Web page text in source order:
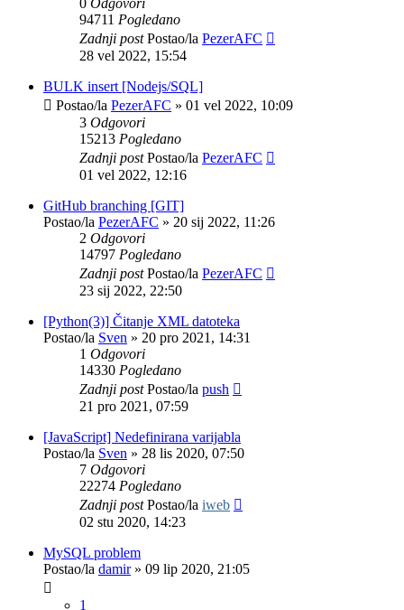
94711 Pogledano
Zadnji postPostao/la PezerAFC
28 vel 2022, 15:54
BULK insert [Nodejs/SQL]
Postao/la PezerAFC » 01 vel 2022, 10:09
3 Odgovori
15213 Pogledano
Zadnji postPostao/la PezerAFC
01 vel 2022, 12:16
GitHub branching [GIT]
Postao/la PezerAFC » 20 sij 2022, 11:26
2 Odgovori
14797 Pogledano
Zadnji postPostao/la PezerAFC
23 sij 2022, 22:50
[Python(3)] Čitanje XML datoteka
Postao/la Sven » 20 pro 2021, 14:31
1 Odgovori
14330 Pogledano
Zadnji postPostao/la push
21 pro 2021, 07:59
[JavaScript] Nedefinirana varijabla
Postao/la Sven » 28 lis 2020, 07:50
7 Odgovori
22274 Pogledano
Zadnji postPostao/la iweb
02 stu 2020, 14:23
MySQL problem
Postao/la damir» 09 lip 2020, 21:05
1